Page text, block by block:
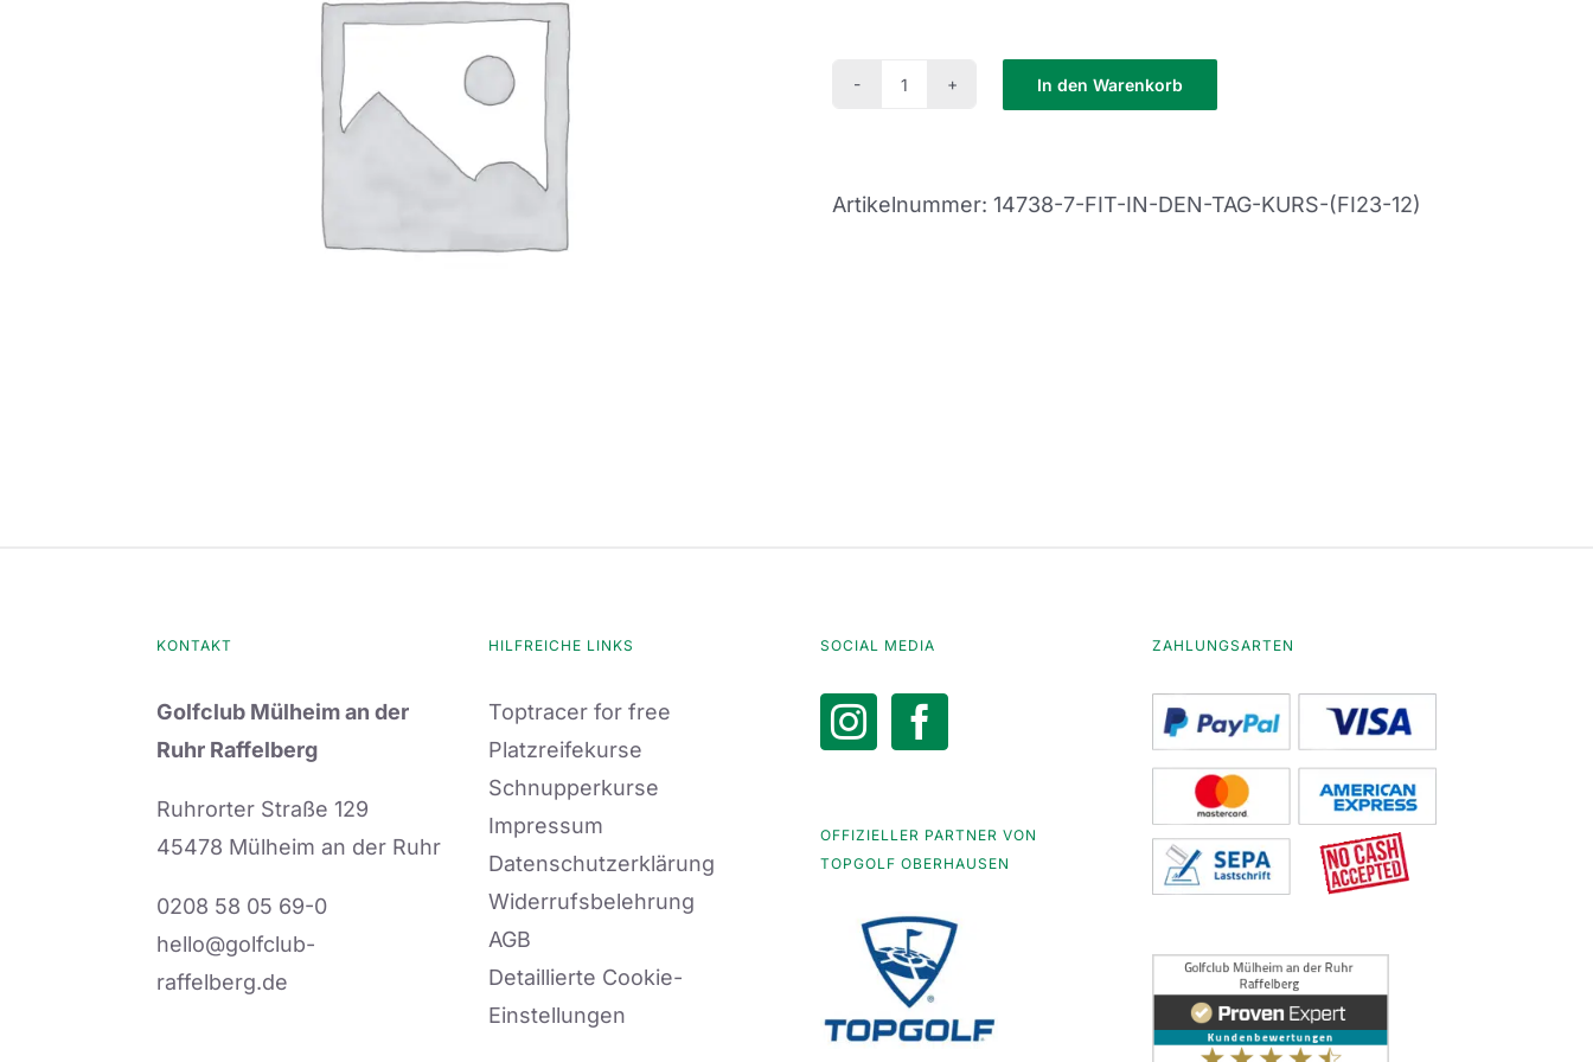
Tag
In den Warenkorb
Artikelnummer: 14738-7-FIT-IN-DEN-TAG-KURS-(FI23-12)
KONTAKT
Golfclub Mülheim an der
Ruhr Raffelberg
Ruhrorter Straße 129
45478 Mülheim an der Ruhr
0208 58 05 69-0
hello@golfclub-
raffelberg.de
HILFREICHE LINKS
Toptracer for free
Platzreifekurse
Schnupperkurse
Impressum
Datenschutzerklärung
Widerrufsbelehrung
AGB
Detaillierte Cookie-
Einstellungen
SOCIAL MEDIA
OFFIZIELLER PARTNER VON
TOPGOLF OBERHAUSEN
ZAHLUNGSARTEN